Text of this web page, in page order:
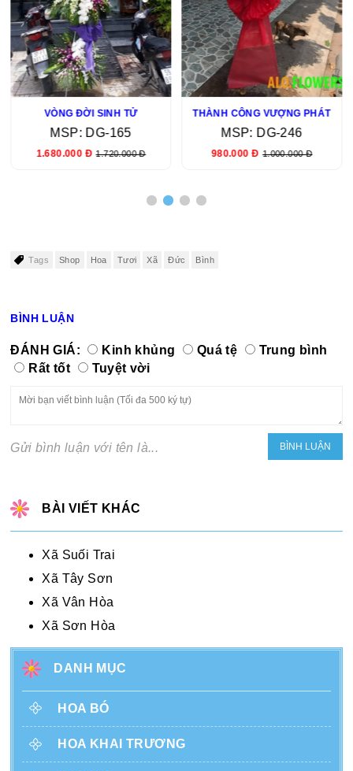
VÒNG ĐỜI SINH TỬ
MSP: DG-165
1.680.000 Đ 1.720.000 Đ
THÀNH CÔNG VƯỢNG PHÁT
MSP: DG-246
980.000 Đ 1.000.000 Đ
Tags Shop Hoa Tươi Xã Đức Bình
BÌNH LUẬN
ĐÁNH GIÁ: Kinh khủng Quá tệ
Trung bình
Rất tốt
Tuyệt vời
Gửi bình luận với tên là...
BÀI VIẾT KHÁC
Xã Suối Trai
Xã Tây Sơn
Xã Vân Hòa
Xã Sơn Hòa
DANH MỤC
HOA BÓ
HOA KHAI TRƯƠNG